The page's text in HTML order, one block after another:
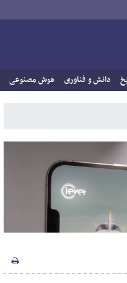
دانش و فناوری هوش مصنوعی